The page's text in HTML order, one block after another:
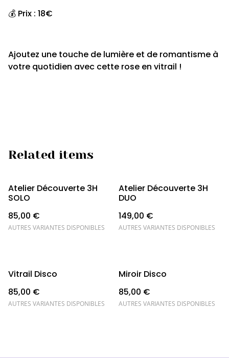
💰 Prix : 18€
Ajoutez une touche de lumière et de romantisme à
votre quotidien avec cette rose en vitrail !
Related items
Atelier Découverte 3H
SOLO
85,00 €
AUTRES VARIANTES DISPONIBLES
Atelier Découverte 3H
DUO
149,00 €
AUTRES VARIANTES DISPONIBLES
Vitrail Disco
85,00 €
AUTRES VARIANTES DISPONIBLES
Miroir Disco
85,00 €
AUTRES VARIANTES DISPONIBLES